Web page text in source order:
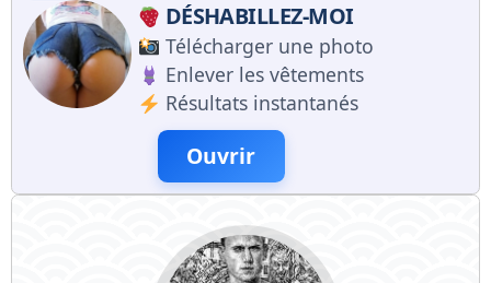
DÉSHABILLEZ-MOI
Télécharger une photo
Enlever les vêtements
Résultats instantanés
Ouvrir